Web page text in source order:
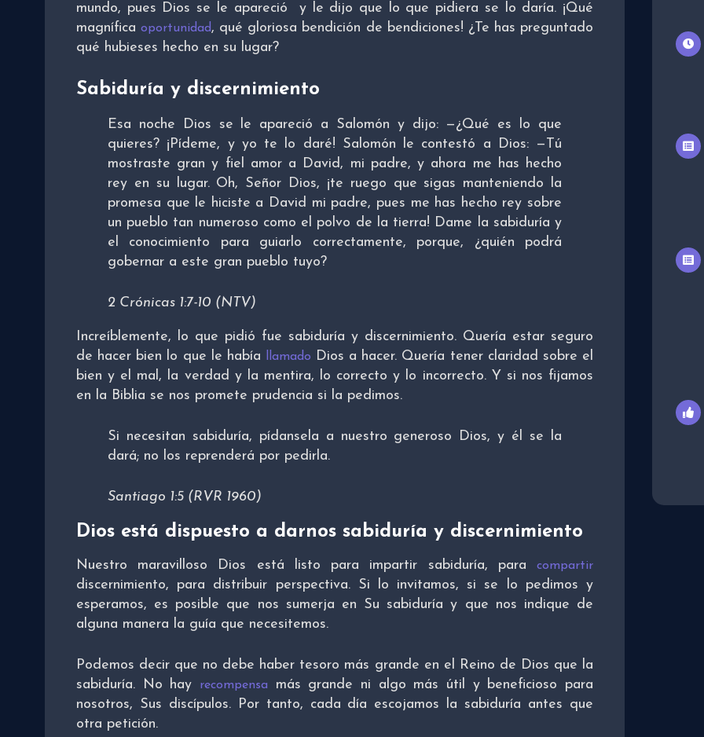
mundo, pues Dios se le apareció y le dijo que lo que pidiera se lo daría. ¡Qué
magníficaoportunidad, qué gloriosa bendición de bendiciones! ¿Te has preguntado
qué hubieses hecho en su lugar?
Sabiduría y discernimiento
Esa noche Dios se le apareció a Salomón y dijo: —¿Qué es lo que
quieres? ¡Pídeme, y yo te lo daré! Salomón le contestó a Dios: —Tú
mostraste gran y fiel amor a David, mi padre, y ahora me has hecho
rey en su lugar. Oh, Señor Dios, ¡te ruego que sigas manteniendo la
promesa que le hiciste a David mi padre, pues me has hecho rey sobre
un pueblo tan numeroso como el polvo de la tierra! Dame la sabiduría y
el conocimiento para guiarlo correctamente, porque, ¿quién podrá
gobernar a este gran pueblo tuyo?
2 Crónicas 1:7-10 (NTV)
Increíblemente, lo que pidió fue sabiduría y discernimiento. Quería estar seguro
de hacer bien lo que le había
llamado Dios a hacer. Quería tener claridad sobre el
bien y el mal, la verdad y la mentira, lo correcto y lo incorrecto. Y si nos fijamos
en la Biblia se nos promete prudencia si la pedimos.
Si necesitan sabiduría, pídansela a nuestro generoso Dios, y él se la
dará; no los reprenderá por pedirla.
Santiago 1:5 (RVR 1960)
Dios está dispuesto a darnos sabiduría y discernimiento
Nuestro maravilloso Dios está listo para impartir sabiduría, para compartir
discernimiento, para distribuir perspectiva. Si lo invitamos, si se lo pedimos y
esperamos, es posible que nos sumerja en Su sabiduría y que nos indique de
alguna manera la guía que necesitemos.
Podemos decir que no debe haber tesoro más grande en el Reino de Dios que la
sabiduría. No hay
recompensa
más grande ni algo más útil y beneficioso para
nosotros, Sus discípulos. Por tanto, cada día escojamos la sabiduría antes que
otra petición.